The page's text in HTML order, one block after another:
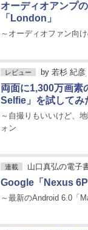
オーディオアンプ
「London」
～オーディオファン向
レビュー by 若杉 紀彦
両面に1,300万画
Selfie」を試してみ
～自撮りもいいけど、
ォン
連載 山口真弘の電子
Google「Nexus
～最新のAndroid 6.0「